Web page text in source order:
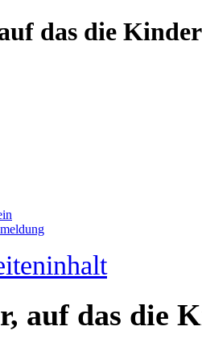
das die
auf das die